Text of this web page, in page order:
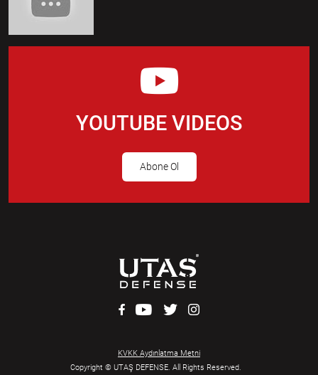
YOUTUBE VIDEOS
Abone Ol
Copyright © UTAŞ DEFENSE. All Rights Reserved.
KVKK Aydınlatma Metni